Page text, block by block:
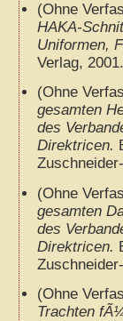
(Ohne
HAKA-
Uniformen,
Verlag,
(Ohne
gesamten
des
Direktricen.
(Ohne
gesamten
des
Direktricen.
(Ohne
Trachten